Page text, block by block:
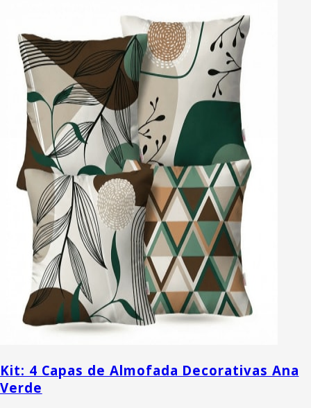
Kit: 4 Capas de Almofada Decorativas Ana
Verde